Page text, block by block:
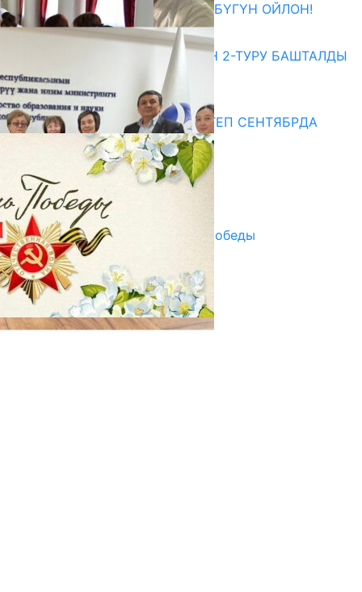
ӨЗҮҢДҮН КЕЛЕЧЕГИҢ ҮЧҮН БҮГҮН ОЙЛОН!
20.07.2026
ЖОЖДОРГО КАБЫЛ АЛУУНУН 2-ТУРУ БАШТАЛДЫ
20.07.2026
Медиа
СУЗАКТА 750 ОРУНДУУ МЕКТЕП СЕНТЯБРДА
ПАЙДАЛАНУУГА БЕРИЛЕТ
07.08.2025
Улуу Жеңиштин жандуу сөзү
29.04.2025
Награды в преддверии Дня Победы
29.04.2025